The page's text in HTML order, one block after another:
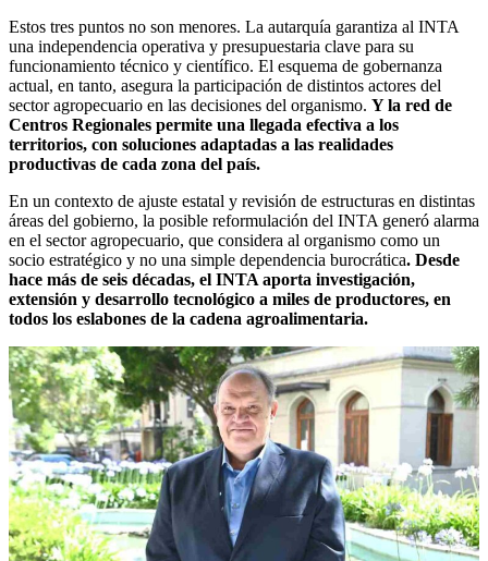
Estos tres puntos no son menores. La autarquía garantiza al INTA
una independencia operativa y presupuestaria clave para su
funcionamiento técnico y científico. El esquema de gobernanza
actual, en tanto, asegura la participación de distintos actores del
sector agropecuario en las decisiones del organismo. Y la red de
Centros Regionales permite una llegada efectiva a los
territorios, con soluciones adaptadas a las realidades
productivas de cada zona del país.
En un contexto de ajuste estatal y revisión de estructuras en distintas
áreas del gobierno, la posible reformulación del INTA generó alarma
en el sector agropecuario, que considera al organismo como un
socio estratégico y no una simple dependencia burocrática. Desde
hace más de seis décadas, el INTA aporta investigación,
extensión y desarrollo tecnológico a miles de productores, en
todos los eslabones de la cadena agroalimentaria.